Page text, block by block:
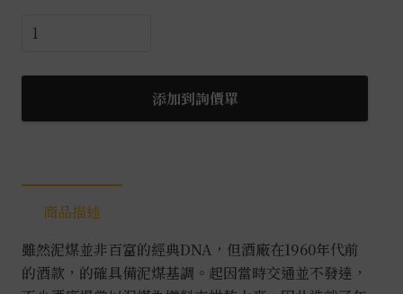
百
故
系
年
週
0.7L
添加到詢價單
商品描述
雖然泥煤並非百富的經典DNA，但酒廠在1960年代前
的酒款，的確具備泥煤基調。起因當時交通並不發達，